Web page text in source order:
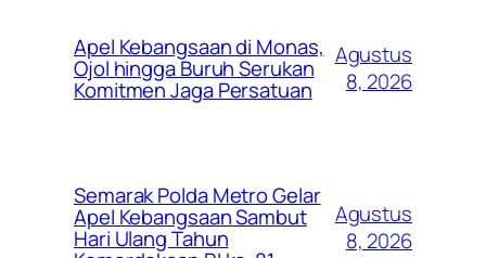
Apel Kebangsaan di Monas,
Ojol hingga Buruh Serukan
Komitmen Jaga Persatuan
Agustus
8, 2026
Semarak Polda Metro Gelar
Apel Kebangsaan Sambut
Hari Ulang Tahun
Agustus
8, 2026